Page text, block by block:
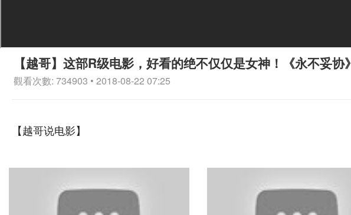
【越哥】这部R级电影，好看的绝不仅仅是女神！《永不妥协》
觀看次數: 734903 • 2018-08-22 07:25
【越哥说电影】